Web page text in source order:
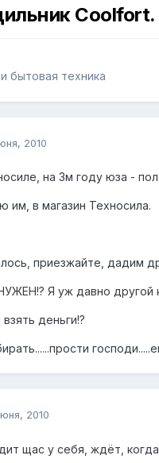
Coolfort.
бытовая техника
2010
на 3м году юза -
им, в магазин Техносила.
приезжайте, дадим
Я уж давно другой
деньги!?
2010
щас у себя, ждёт,